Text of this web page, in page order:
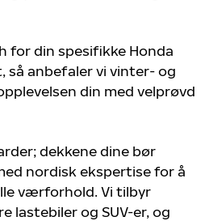
for din spesifikke Honda
så anbefaler vi vinter- og
din med velprøvd
dekkene dine bør
nordisk ekspertise for å
værforhold. Vi tilbyr
lastebiler og SUV-er, og